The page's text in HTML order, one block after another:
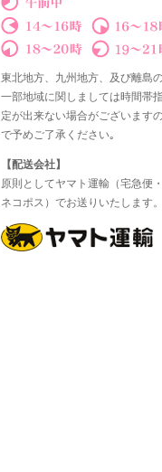
東北地方、九州地方、及び離島
一部地域に関しましては時間帯
定が出来ない場合がございます
で予めご了承ください｡
【配送会社】
原則としてヤマト運輸（宅急便
ネコポス）でお送りいたします